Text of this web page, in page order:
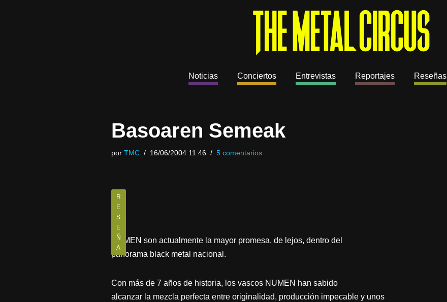
Noticias Conciertos Entrevistas Reportajes Reseñas
Basoaren Semeak
por TMC 16/06/2004 11:46 5 comentarios
R
E
S
E
Ñ
A
NUMEN son actualmente la mayor promesa, de lejos, dentro del
panorama black metal nacional.
Con más de 7 años de historia, los vascos NUMEN han sabido
alcanzar la mezcla perfecta entre originalidad, producción impecable y unos